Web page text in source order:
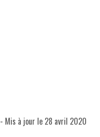
- Mis à jour le 28 avril 2020